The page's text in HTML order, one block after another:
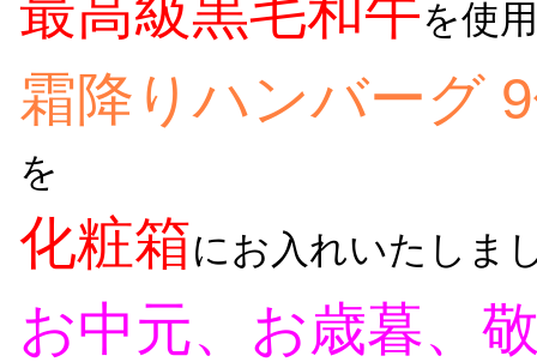
を使
霜降りハンバーグ
を
化粧箱にお入れいたしま
お中元、お歳暮、